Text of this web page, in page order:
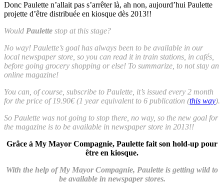
Donc Paulette n’allait pas s’arrêter là, ah non, aujourd’hui Paulette
projette d’être distribuée en kiosque dès 2013!!
Would Paulette stop at this stage?
No way! Paulette’s goal has always been to be available in our
local newspaper store, so you can read it in train stations, in cafés,
before going grocery shopping or else! To summarize, to not stay an
online magazine!
You can, of course, subscribe to Paulette, it’s issued every 2 month
for the price of 19.90€ (1 year equivalent to 6 publication (this way).
So Paulette was not going to stop there, no way, so the new goal for
the magazine is to be available in newspaper store in 2013!!
Grâce à My Mayor Compagnie, Paulette fait son hold-up pour
être en kiosque.
With the help of My Mayor Compagnie, Paulette is getting wild to
be available in newspaper stores.